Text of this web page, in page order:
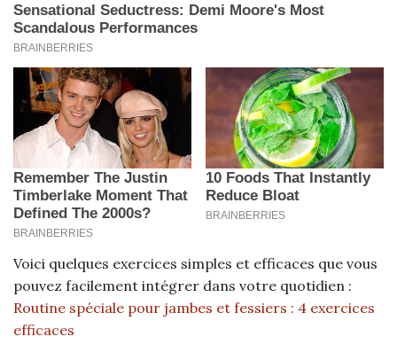
Voici quelques exercices simples et efficaces que vous
pouvez facilement intégrer dans votre quotidien :
Routine spéciale pour jambes et fessiers : 4 exercices
efficaces